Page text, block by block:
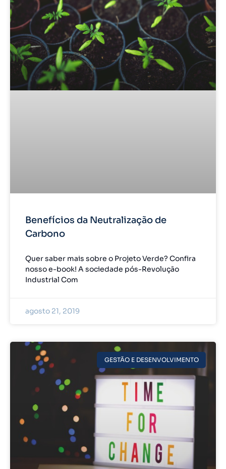
Benefícios da Neutralização de
Carbono
Quer saber mais sobre o Projeto Verde? Confira
nosso e-book! A sociedade pós-Revolução
Industrial Com
agosto 21, 2019
GESTÃO E DESENVOLVIMENTO